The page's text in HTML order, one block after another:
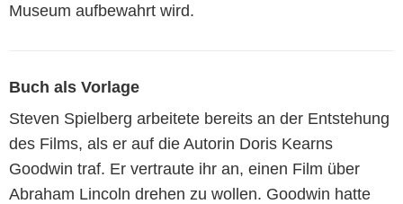
Museum aufbewahrt wird.
Buch als Vorlage
Steven Spielberg arbeitete bereits an der Entstehung
des Films, als er auf die Autorin Doris Kearns
Goodwin traf. Er vertraute ihr an, einen Film über
Abraham Lincoln drehen zu wollen. Goodwin hatte